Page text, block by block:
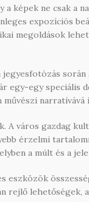
a képek ne csak
expozíciós
megoldások
jegyesfotózás
egy-egy
művészi
város gazdag
érzelmi
a múlt és a
eszközök
rejlő